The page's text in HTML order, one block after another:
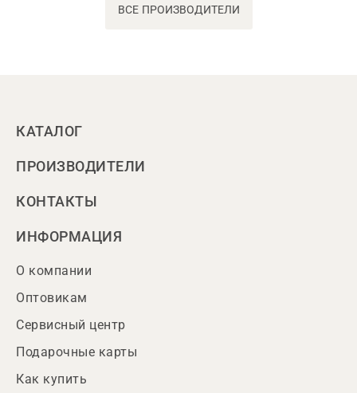
ВСЕ ПРОИЗВОДИТЕЛИ
КАТАЛОГ
ПРОИЗВОДИТЕЛИ
КОНТАКТЫ
ИНФОРМАЦИЯ
О компании
Оптовикам
Сервисный центр
Подарочные карты
Как купить